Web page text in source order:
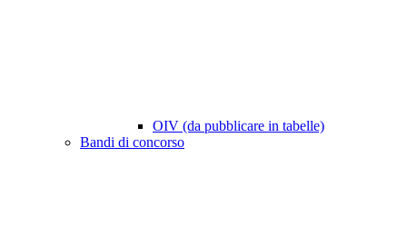
OIV (da pubblicare in tabelle)
Bandi di concorso